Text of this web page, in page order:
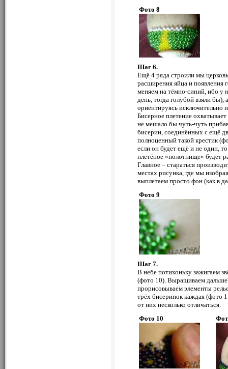
Фото 8
Шаг 6.
Ещё 4 ряда строили мы
расширения яйца и появления
меняем на тёмно-синий, ибо у
день, тогда голубой взяли бы),
ориентируясь исключительно
Бисерное плетение
не мешало бы чуть-чуть
бисерин, соединённых с ещё
полноценный такой крестик
если он будет ещё и не один,
плетёное «полотнище» будет
Главное – стараться
местах рисунка, где мы
выплетаем просто фон (как в
Фото 9
Шаг 7.
В небе потихоньку зажигаем
(фото 10). Выращиваем дальше
прорисовываем элементы
трёх бисеринок каждая (фото
от них несколько отличаться.
Фото 10